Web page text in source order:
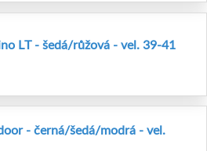
LT - šedá/růžová - vel. 39-41
- černá/šedá/modrá - vel.